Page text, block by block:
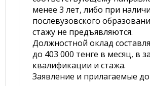
менее 3 лет, либо при
послевузовского
стажу не предъявляются.
Должностной оклад
до 403 000 тенге в месяц, в
квалификации и стажа.
Заявление и прилагаемые